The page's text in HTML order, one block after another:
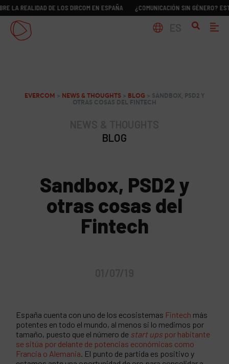
DE LOS DIRCOM EN ESPAÑA ¿COMUNICACIÓN SIN GÉNERO? ESTUDIO
EVERCOM > NEWS & THOUGHTS> BLOG > SANDBOX, PSD2 Y
OTRAS COSAS DEL FINTECH
BLOG
Sandbox, PSD2 y
otras cosas del
Fintech
España cuenta con uno de los ecosistemas Fintech más
potentes en todo el mundo, al menos si lo medimos por
tamaño, puesto que el número de start ups por habitante
se sitúa por delante de potencias económicas como
Francia o Alemania. El punto de partida es positivo y